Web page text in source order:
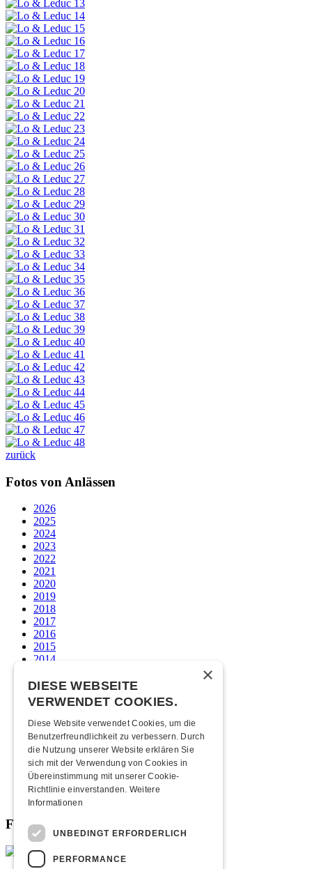
zurück
Fotos von Anlässen
2026
2025
2024
2023
2022
2021
2020
2019
2018
2017
2016
2015
2014
2012
2011
2010
2009
2008
2007
2006
2005
2004
2003
Fabrikgeflüster
×
DIESE WEBSEITE
VERWENDET COOKIES.
Diese Website verwendet Cookies, um die
Benutzerfreundlichkeit zu verbessern. Durch
die Nutzung unserer Website erklären Sie
sich mit der Verwendung von Cookies in
Übereinstimmung mit unserer Cookie-
Richtlinie einverstanden. Weitere
Informationen
UNBEDINGT ERFORDERLICH
PERFORMANCE